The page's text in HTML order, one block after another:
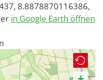
8.8878870116386,
in Google Earth öffnen